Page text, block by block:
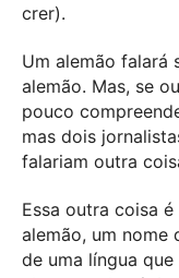
crer).
Um alemão falará
alemão. Mas, se
pouco
mas dois
falariam outra
Essa outra coisa é
alemão, um
de uma língua